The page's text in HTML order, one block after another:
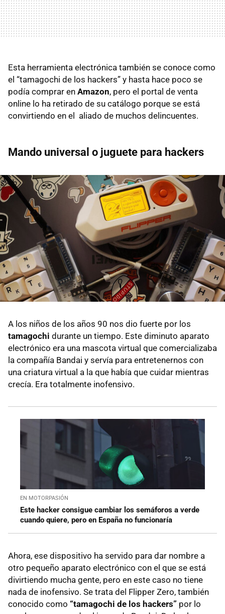
Esta herramienta electrónica también se conoce como
el “tamagochi de los hackers” y hasta hace poco se
podía comprar en Amazon, pero el portal de venta
online lo ha retirado de su catálogo porque se está
convirtiendo en el aliado de muchos delincuentes.
Mando universal o juguete para hackers
A los niños de los años 90 nos dio fuerte por los
tamagochi durante un tiempo. Este diminuto aparato
electrónico era una mascota virtual que comercializaba
la compañía Bandai y servía para entretenernos con
una criatura virtual a la que había que cuidar mientras
crecía. Era totalmente inofensivo.
EN MOTORPASIÓN
Este hacker consigue cambiar los semáforos a verde
cuando quiere, pero en España no funcionaría
Ahora, ese dispositivo ha servido para dar nombre a
otro pequeño aparato electrónico con el que se está
divirtiendo mucha gente, pero en este caso no tiene
nada de inofensivo. Se trata del Flipper Zero, también
conocido como “tamagochi de los hackers” por lo